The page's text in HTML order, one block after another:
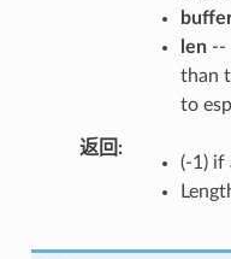
len--
than
to
返回
(-1) if